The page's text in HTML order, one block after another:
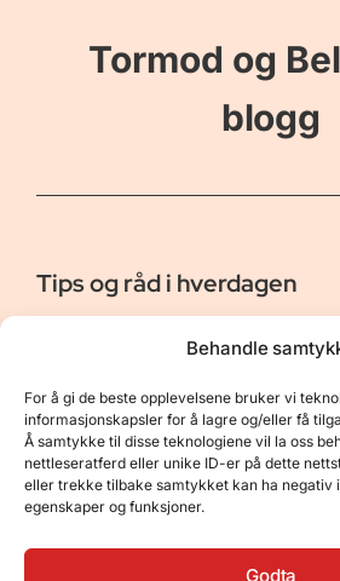
Behandle
For å gi de beste opplevelsene bruker vi
informasjonskapsler for å lagre og/eller få
Å samtykke til disse teknologiene vil la oss
nettleseratferd eller unike ID-er på dette
eller trekke tilbake samtykket kan ha negativ
egenskaper og funksjoner.
Godta
Tormod og
blogg
Tips og råd i hverdagen
Er vår bloggside hvor vi ønsker å
gi deg råd og tips innen reiser, hotell -
naturopplevelser, personlig pleie,
Nyttige Linker
Om oss
Kontakt